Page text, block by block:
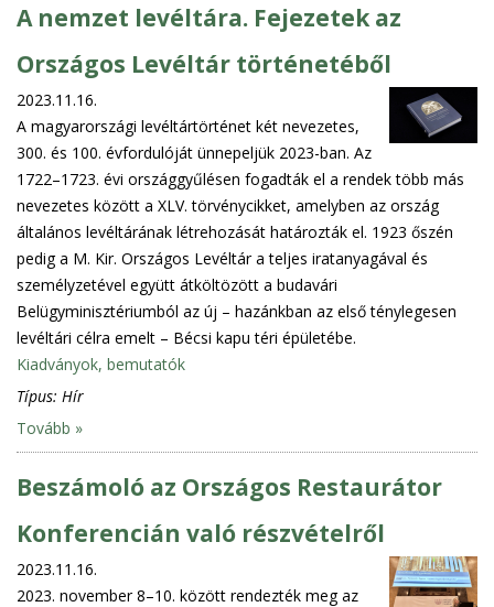
A nemzet levéltára. Fejezetek az
Országos Levéltár történetéből
2023.11.16.
A magyarországi levéltártörténet két nevezetes,
300. és 100. évfordulóját ünnepeljük 2023-ban. Az
1722–1723. évi országgyűlésen fogadták el a rendek több más
nevezetes között a XLV. törvénycikket, amelyben az ország
általános levéltárának létrehozását határozták el. 1923 őszén
pedig a M. Kir. Országos Levéltár a teljes iratanyagával és
személyzetével együtt átköltözött a budavári
Belügyminisztériumból az új – hazánkban az első ténylegesen
levéltári célra emelt – Bécsi kapu téri épületébe.
Kiadványok, bemutatók
Típus: Hír
Tovább »
Beszámoló az Országos Restaurátor
Konferencián való részvételről
2023.11.16.
2023. november 8–10. között rendezték meg az